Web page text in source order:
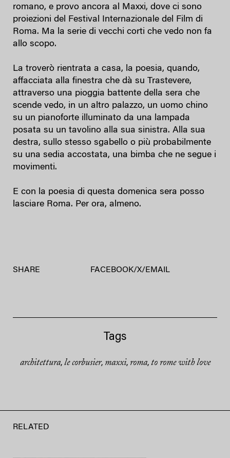
romano, e provo ancora al Maxxi, dove ci sono
proiezioni del Festival Internazionale del Film di
Roma. Ma la serie di vecchi corti che vedo non fa
allo scopo.
La troverò rientrata a casa, la poesia, quando,
affacciata alla finestra che dà su Trastevere,
attraverso una pioggia battente della sera che
scende vedo, in un altro palazzo, un uomo chino
su un pianoforte illuminato da una lampada
posata su un tavolino alla sua sinistra. Alla sua
destra, sullo stesso sgabello o più probabilmente
su una sedia accostata, una bimba che ne segue i
movimenti.
E con la poesia di questa domenica sera posso
lasciare Roma. Per ora, almeno.
SHARE FACEBOOK/X/ EMAIL
Tags
architettura, le corbusier, maxxi, roma, to rome with love
RELATED